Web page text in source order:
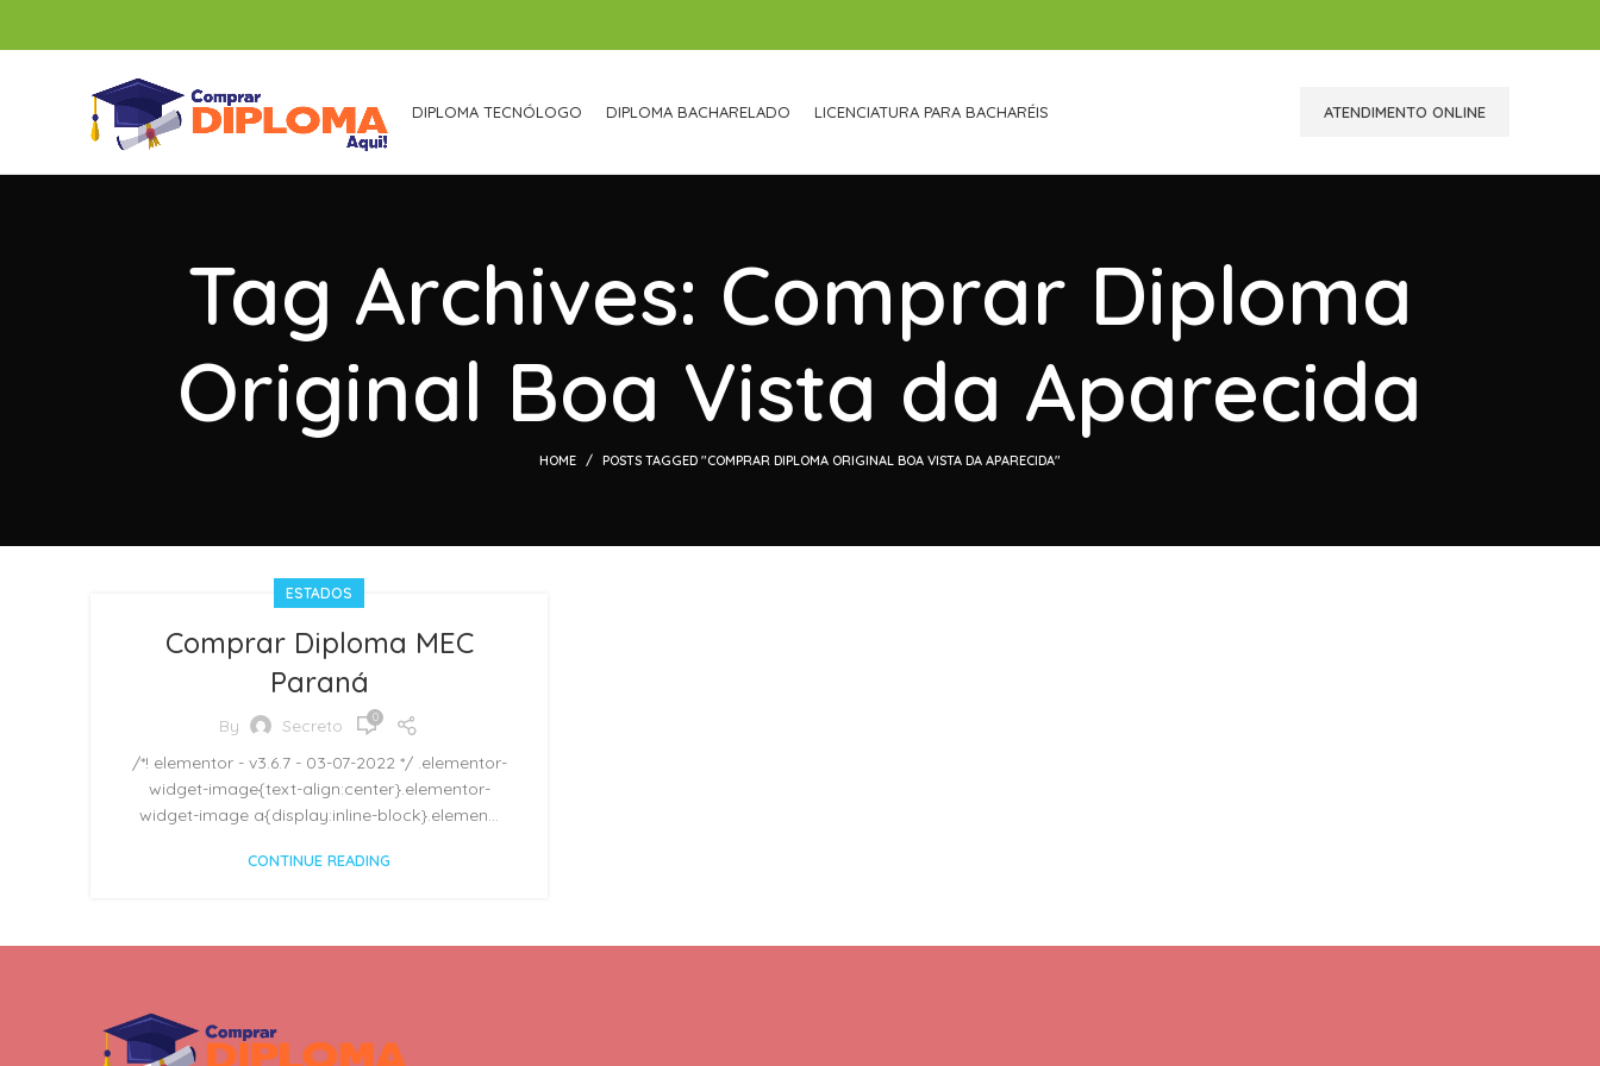
DIPLOMA TECNÓLOGO DIPLOMA BACHARELADO LICENCIATURA PARA BACHARÉIS ATENDIMENTO ONLINE
Tag Archives: Comprar Diploma
Original Boa Vista da Aparecida
HOME POSTS TAGGED "COMPRAR DIPLOMA ORIGINAL BOA VISTA DA APARECIDA"
ESTADOS
Comprar Diploma MEC
Paraná
By Secreto 0
/*! elementor - v3.6.7 - 03-07-2022 */ .elementor-
widget-image{text-align:center}.elementor-
widget-image a{display:inline-block}.elemen...
CONTINUE READING